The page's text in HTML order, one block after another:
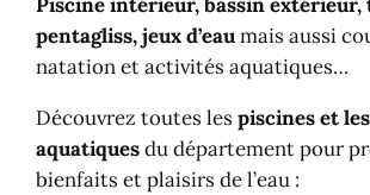
pentagliss, jeux d’eaumais aussi
natation et activités aquatiques…
Découvrez toutes lespiscines et
aquatiquesdu département pour
bienfaits et plaisirs de l’eau :